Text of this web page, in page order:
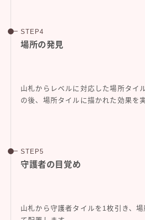
場所の発見
山札からレベルに対応した場所タイ
の後、場所タイルに描かれた効果を
守護者の目覚め
山札から守護者タイルを1枚引き、